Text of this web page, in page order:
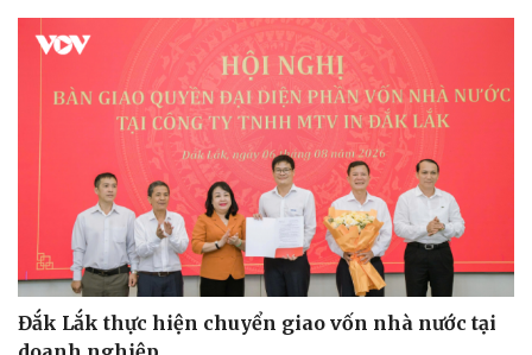
Đắk Lắk thực hiện chuyển giao vốn nhà nước tại